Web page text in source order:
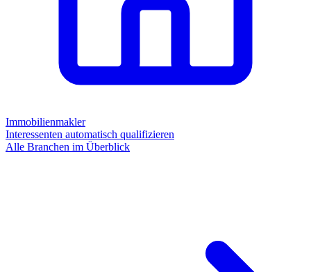
Immobilienmakler
Interessenten automatisch qualifizieren
Alle Branchen im Überblick